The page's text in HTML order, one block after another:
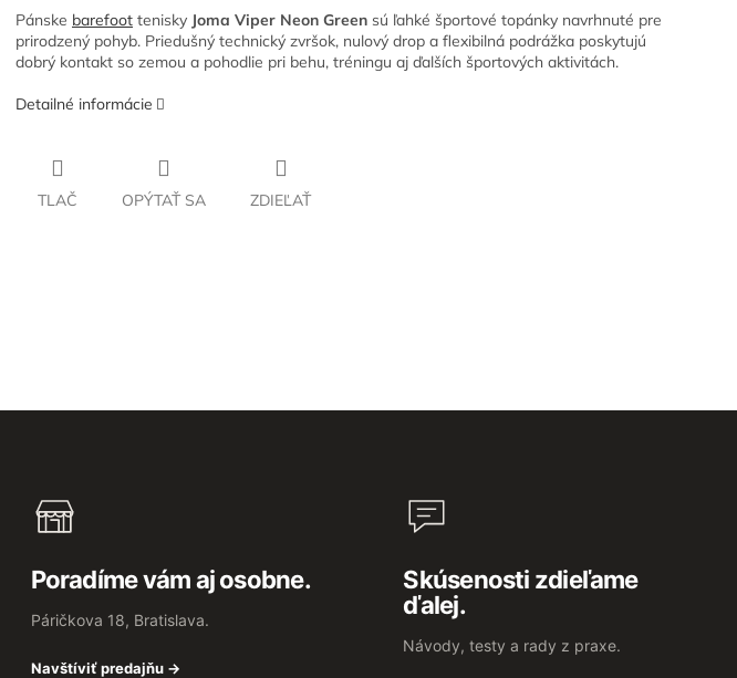
Pánske barefoot tenisky Joma Viper Neon Green sú ľahké športové topánky navrhnuté pre
prirodzený pohyb. Priedušný technický zvršok, nulový drop a flexibilná podrážka poskytujú
dobrý kontakt so zemou a pohodlie pri behu, tréningu aj ďalších športových aktivitách.
Detailné informácie
TLAČ OPÝTAŤ SA ZDIEĽAŤ
Poradíme vám aj osobne.
Páričkova 18, Bratislava.
Navštíviť predajňu →
Skúsenosti zdieľame
ďalej.
Návody, testy a rady z praxe.